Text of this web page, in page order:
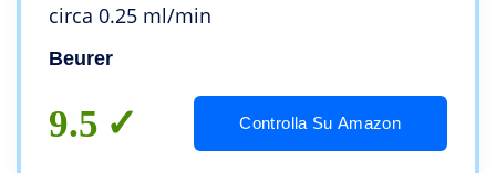
circa 0.25 ml/min
Beurer
9.5 Controlla Su Amazon